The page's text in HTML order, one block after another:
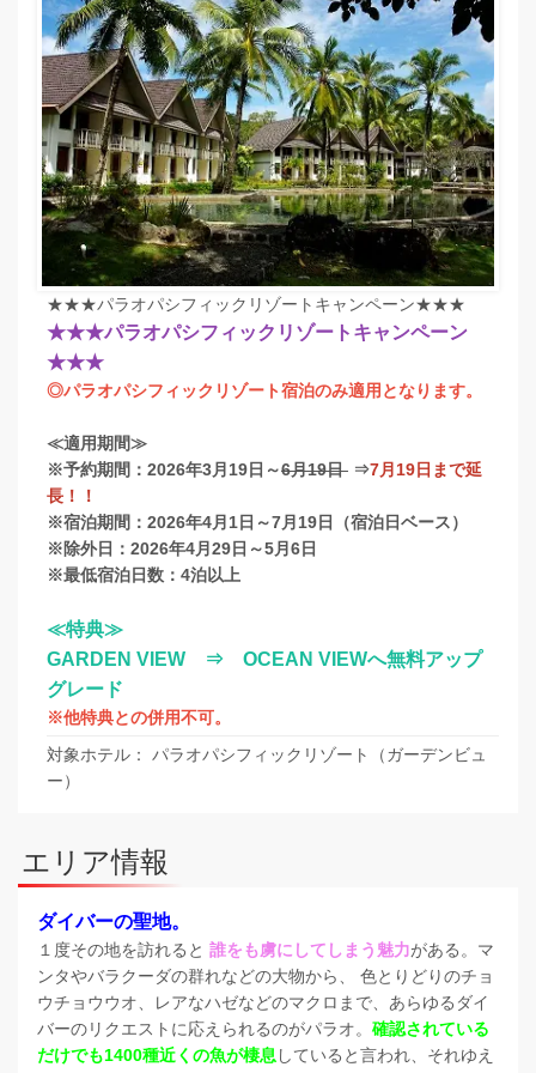
★★★パラオパシフィックリゾートキャンペーン★★★
★★★パラオパシフィックリゾートキャンペーン
★★★
◎パラオパシフィックリゾート宿泊のみ適用となります。
≪適用期間≫
※予約期間：2026年3月19日～6月19日 ⇒7月19日まで延
長！！
※宿泊期間：2026年4月1日～7月19日（宿泊日ベース）
※除外日：2026年4月29日～5月6日
※最低宿泊日数：4泊以上
≪特典≫
GARDEN VIEW ⇒ OCEAN VIEWへ無料アップ
グレード
※他特典との併用不可。
対象ホテル： パラオパシフィックリゾート（ガーデンビュ
ー）
エリア情報
ダイバーの聖地。
１度その地を訪れると 誰をも虜にしてしまう魅力がある。マ
ンタやバラクーダの群れなどの大物から、 色とりどりのチョ
ウチョウウオ、レアなハゼなどのマクロまで、あらゆるダイ
バーのリクエストに応えられるのがパラオ。 確認されている
だけでも1400種近くの魚が棲息していると言われ、それゆえ